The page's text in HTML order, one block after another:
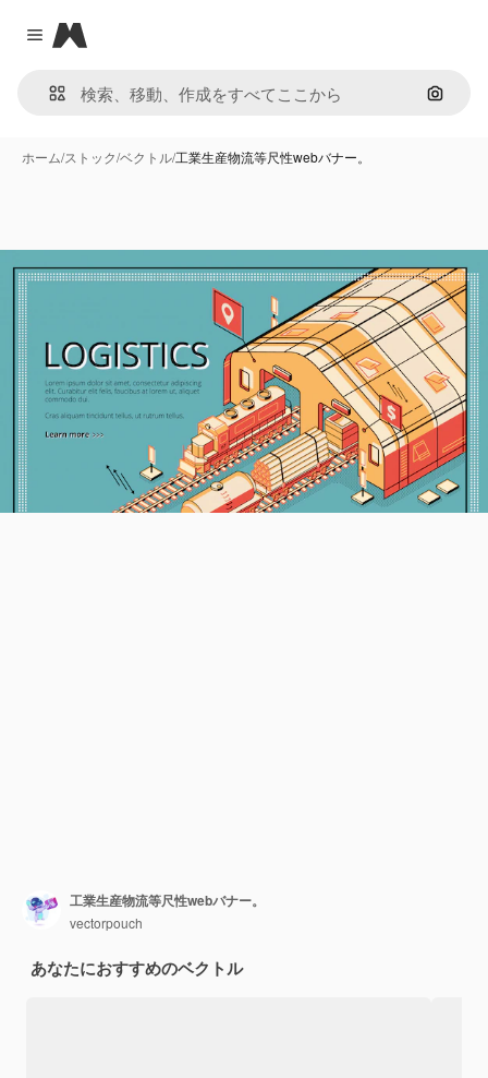
Close menu
Magnific
画像で
ホーム/ストック/ベクトル/工業生産物流等尺性webバナー。
工業生産物流等尺性webバナー。
vectorpouch
あなたにおすすめのベクトル